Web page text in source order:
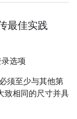
最佳实践
选项
须至少与其他第
致相同的尺寸并具